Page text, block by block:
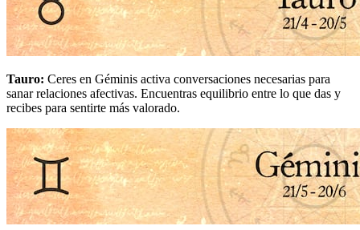
Tauro: Ceres en Géminis activa conversaciones necesarias para
sanar relaciones afectivas. Encuentras equilibrio entre lo que das y
recibes para sentirte más valorado.